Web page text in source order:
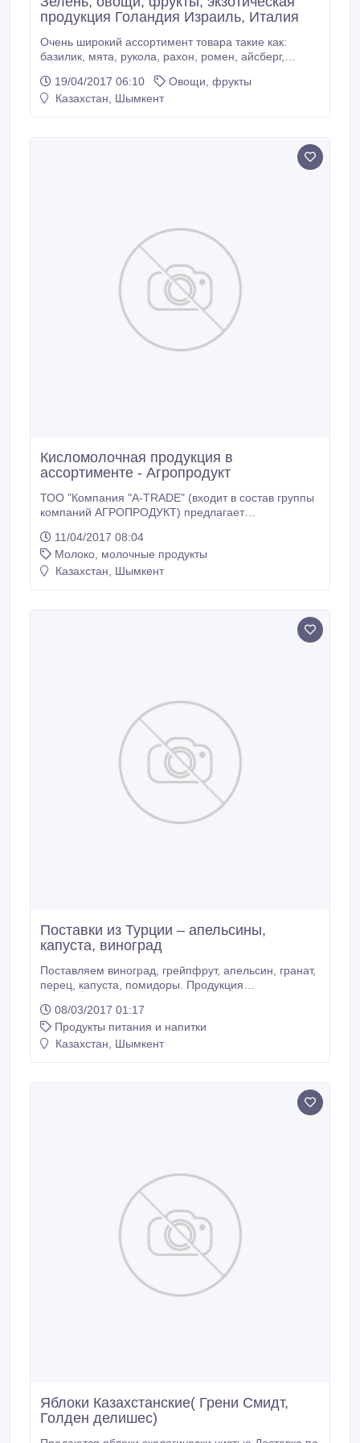
продукция Голандия Израиль, Италия
Очень широкий ассортимент товара такие как:
базилик, мята, рукола, рахон, ромен, айсберг,
стран мира! Всегда свежая и качественная
продукция Так же предлагаем к сотрудничеству
19/04/2017 06:10
Овощи, фрукты
Казахстан, Шымкент
Кисломолочная продукция в
ассортименте - Агропродукт
ТОО "Компания "A-TRADE" (входит в состав группы
компаний АГРОПРОДУКТ) предлагает
(Молоко, Кефир, Сметана, Творог, Сливки, Спреды,
Творожки, Йогурты, Сыры плавленные, Сырки
глазированные, Ряженка, Мороженое Coppa Italia,
11/04/2017 08:04
Молоко, молочные продукты
Казахстан, Шымкент
Поставки из Турции – апельсины,
капуста, виноград
Поставляем виноград, грейпфрут, апельсин, гранат,
перец, капуста, помидоры. Продукция
согласованию с заказчиком. Перед отправкой
товара готовы предоставить видео отчет и фото
отчет. Сопроводительные документы – полный
08/03/2017 01:17
Продукты питания и напитки
Казахстан, Шымкент
Яблоки Казахстанские( Грени Смидт,
Голден делишес)